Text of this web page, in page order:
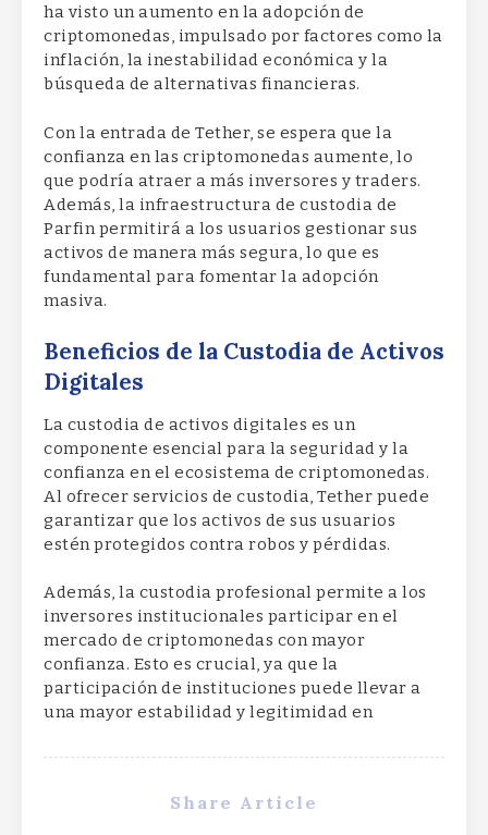
ha visto un aumento en la adopción de
criptomonedas, impulsado por factores como la
inflación, la inestabilidad económica y la
búsqueda de alternativas financieras.
Con la entrada de Tether, se espera que la
confianza en las criptomonedas aumente, lo
que podría atraer a más inversores y traders.
Además, la infraestructura de custodia de
Parfin permitirá a los usuarios gestionar sus
activos de manera más segura, lo que es
fundamental para fomentar la adopción
masiva.
Beneficios de la Custodia de Activos
Digitales
La custodia de activos digitales es un
componente esencial para la seguridad y la
confianza en el ecosistema de criptomonedas.
Al ofrecer servicios de custodia, Tether puede
garantizar que los activos de sus usuarios
estén protegidos contra robos y pérdidas.
Además, la custodia profesional permite a los
inversores institucionales participar en el
mercado de criptomonedas con mayor
confianza. Esto es crucial, ya que la
participación de instituciones puede llevar a
una mayor estabilidad y legitimidad en
Share Article